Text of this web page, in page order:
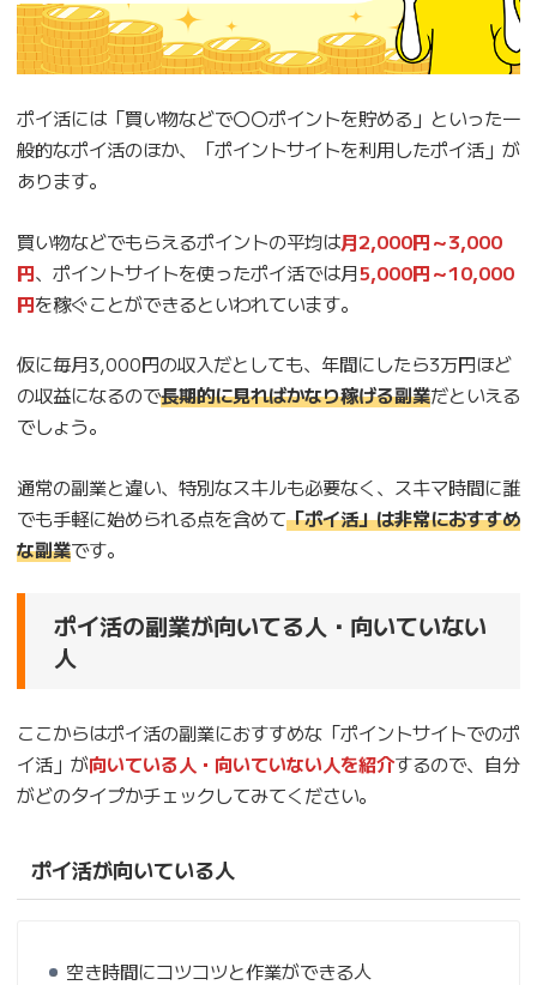
ポイ活には「買い物などで〇〇ポイントを貯める」といった一
般的なポイ活のほか、「ポイントサイトを利用したポイ活」が
あります。
買い物などでもらえるポイントの平均は月2,000円～3,000
円、ポイントサイトを使ったポイ活では月5,000円～10,000
円を稼ぐことができるといわれています。
仮に毎月3,000円の収入だとしても、年間にしたら3万円ほど
の収益になるので長期的に見ればかなり稼げる副業だといえる
でしょう。
通常の副業と違い、特別なスキルも必要なく、スキマ時間に誰
でも手軽に始められる点を含めて「ポイ活」は非常におすすめ
な副業です。
ポイ活の副業が向いてる人 ・向いていない
人
ここからはポイ活の副業におすすめな「ポイントサイトでのポ
イ活」が向いている人・向いていない人を紹介するので、自分
がどのタイプかチェックしてみてください。
ポイ活が向いている人
空き時間にコツコツと作業ができる人